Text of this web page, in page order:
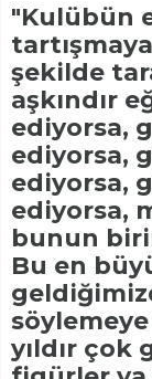
"Kulübün
şekilde
aşkındır
ediyorsa,
ediyorsa,
ediyorsa,
ediyorsa,
bunun
Bu en
yıldır çok